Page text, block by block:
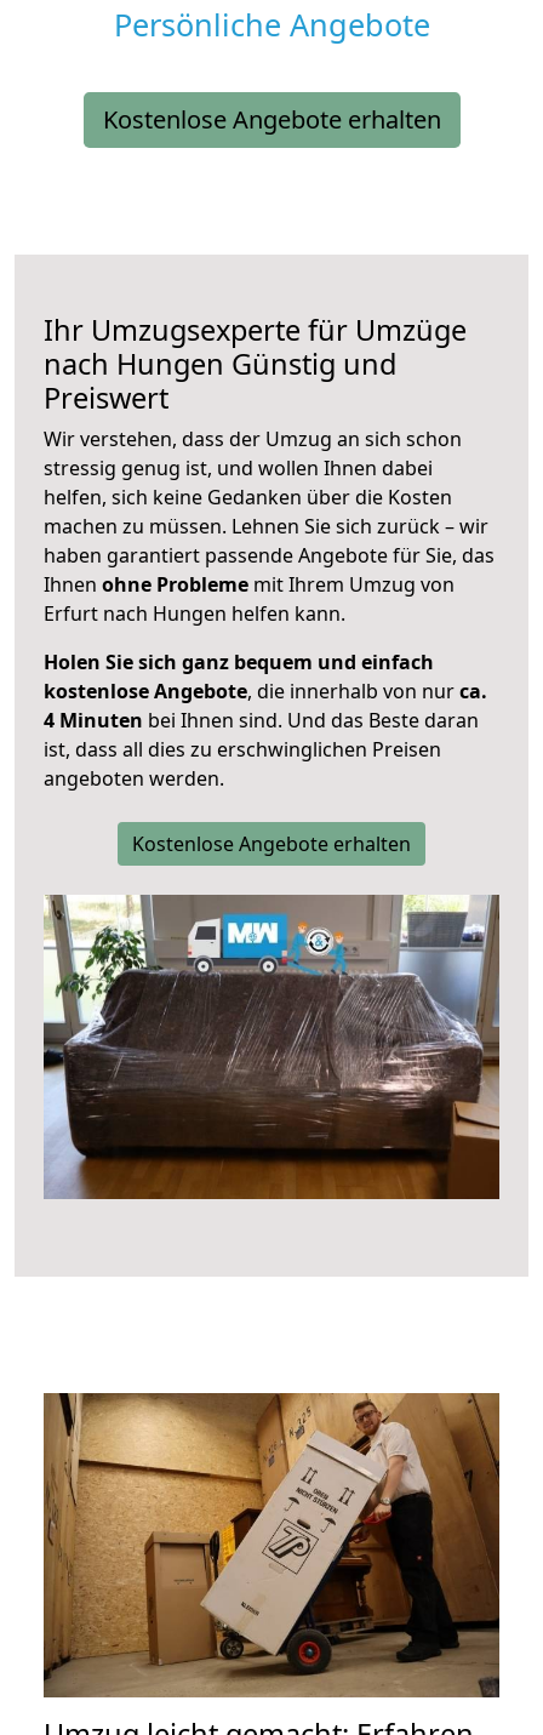
Persönliche Angebote
Kostenlose Angebote erhalten
Ihr Umzugsexperte für Umzüge
nach Hungen Günstig und
Preiswert
Wir verstehen, dass der Umzug an sich schon
stressig genug ist, und wollen Ihnen dabei
helfen, sich keine Gedanken über die Kosten
machen zu müssen. Lehnen Sie sich zurück – wir
haben garantiert passende Angebote für Sie, das
Ihnen ohne Probleme mit Ihrem Umzug von
Erfurt nach Hungen helfen kann.
Holen Sie sich ganz bequem und einfach
kostenlose Angebote, die innerhalb von nurca.
4 Minuten bei Ihnen sind. Und das Beste daran
ist, dass all dies zu erschwinglichen Preisen
angeboten werden.
Kostenlose Angebote erhalten